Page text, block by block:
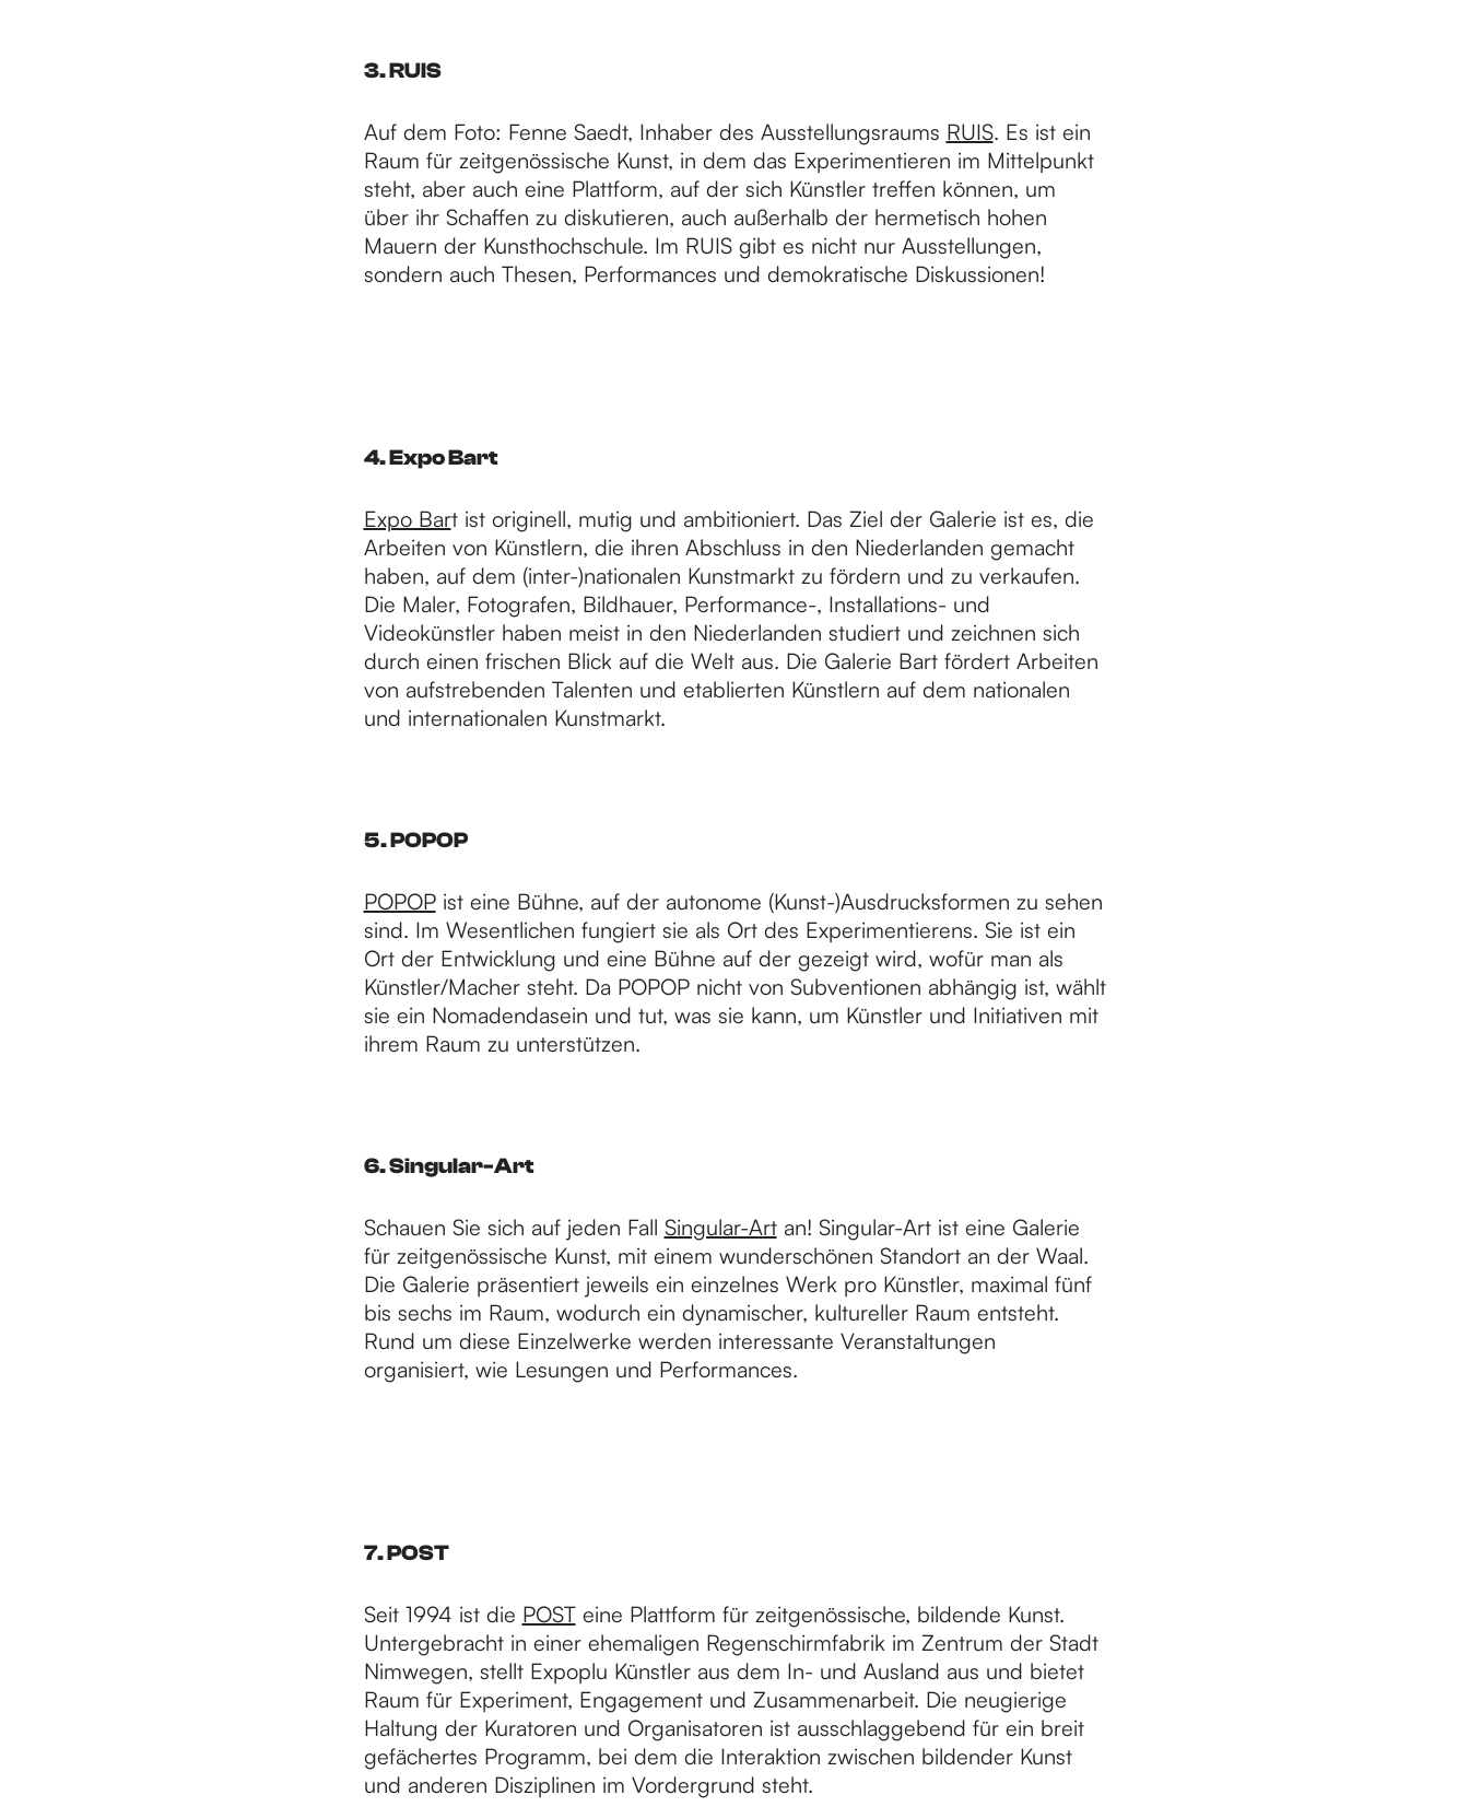
3. RUIS
Auf dem Foto: Fenne Saedt, Inhaber des Ausstellungsraums RUIS. Es ist ein
Raum für zeitgenössische Kunst, in dem das Experimentieren im Mittelpunkt
steht, aber auch eine Plattform, auf der sich Künstler treffen können, um
über ihr Schaffen zu diskutieren, auch außerhalb der hermetisch hohen
Mauern der Kunsthochschule. Im RUIS gibt es nicht nur Ausstellungen,
sondern auch Thesen, Performances und demokratische Diskussionen!
4. Expo Bart
Expo Bart ist originell, mutig und ambitioniert. Das Ziel der Galerie ist es, die
Arbeiten von Künstlern, die ihren Abschluss in den Niederlanden gemacht
haben, auf dem (inter-)nationalen Kunstmarkt zu fördern und zu verkaufen.
Die Maler, Fotografen, Bildhauer, Performance-, Installations- und
Videokünstler haben meist in den Niederlanden studiert und zeichnen sich
durch einen frischen Blick auf die Welt aus. Die Galerie Bart fördert Arbeiten
von aufstrebenden Talenten und etablierten Künstlern auf dem nationalen
und internationalen Kunstmarkt.
5. POPOP
POPOPist eine Bühne, auf der autonome (Kunst-)Ausdrucksformen zu sehen
sind. Im Wesentlichen fungiert sie als Ort des Experimentierens. Sie ist ein
Ort der Entwicklung und eine Bühne auf der gezeigt wird, wofür man als
Künstler/Macher steht. Da POPOP nicht von Subventionen abhängig ist, wählt
sie ein Nomadendasein und tut, was sie kann, um Künstler und Initiativen mit
ihrem Raum zu unterstützen.
6. Singular-Art
Schauen Sie sich auf jeden Fall Singular-Artan! Singular-Art ist eine Galerie
für zeitgenössische Kunst, mit einem wunderschönen Standort an der Waal.
Die Galerie präsentiert jeweils ein einzelnes Werk pro Künstler, maximal fünf
bis sechs im Raum, wodurch ein dynamischer, kultureller Raum entsteht.
Rund um diese Einzelwerke werden interessante Veranstaltungen
organisiert, wie Lesungen und Performances.
7. POST
Seit 1994 ist die POSTeine Plattform für zeitgenössische, bildende Kunst.
Untergebracht in einer ehemaligen Regenschirmfabrik im Zentrum der Stadt
Nimwegen, stellt Expoplu Künstler aus dem In- und Ausland aus und bietet
Raum für Experiment, Engagement und Zusammenarbeit. Die neugierige
Haltung der Kuratoren und Organisatoren ist ausschlaggebend für ein breit
gefächertes Programm, bei dem die Interaktion zwischen bildender Kunst
und anderen Disziplinen im Vordergrund steht.